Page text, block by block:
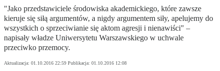
"Jako przedstawiciele środowiska akademickiego, które zawsze
kieruje się siłą argumentów, a nigdy argumentem siły, apelujemy do
wszystkich o sprzeciwianie się aktom agresji i nienawiści" –
napisały władze Uniwersytetu Warszawskiego w uchwale
przeciwko przemocy.
Aktualizacja: 01.10.2016 22:59 Publikacja: 01.10.2016 12:08